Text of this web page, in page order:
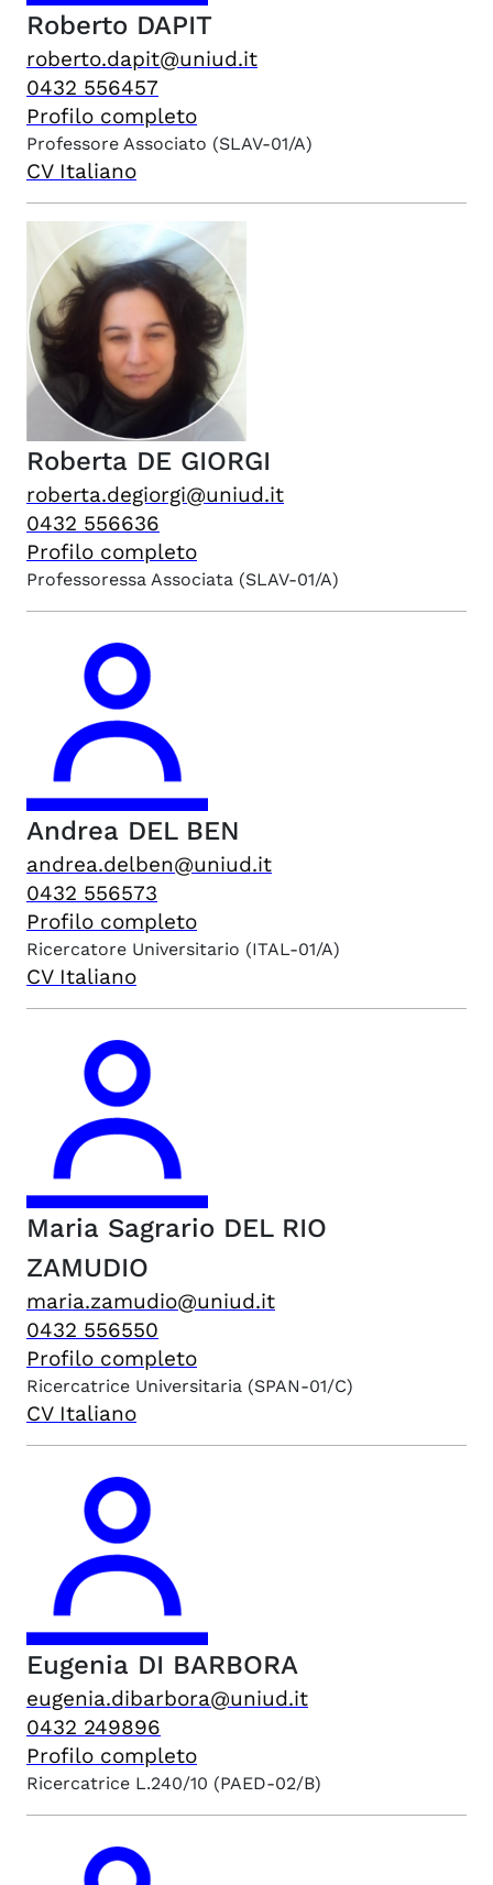
Roberto DAPIT
roberto.dapit@uniud.it
0432 556457
Profilo completo
Professore Associato (SLAV-01/A)
CV Italiano
Roberta DE GIORGI
roberta.degiorgi@uniud.it
0432 556636
Profilo completo
Professoressa Associata (SLAV-01/A)
Andrea DEL BEN
andrea.delben@uniud.it
0432 556573
Profilo completo
Ricercatore Universitario (ITAL-01/A)
CV Italiano
Maria Sagrario DEL RIO
ZAMUDIO
maria.zamudio@uniud.it
0432 556550
Profilo completo
Ricercatrice Universitaria (SPAN-01/C)
CV Italiano
Eugenia DI BARBORA
eugenia.dibarbora@uniud.it
0432 249896
Profilo completo
Ricercatrice L.240/10 (PAED-02/B)